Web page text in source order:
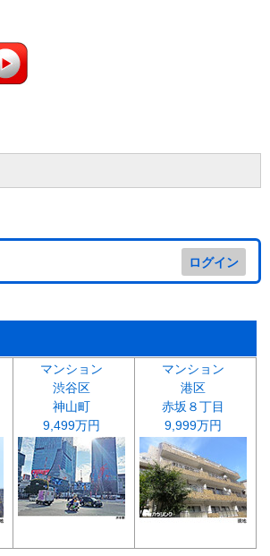
ログイン
マンション
渋谷区
神山町
9,499万円
マンション
港区
赤坂８丁目
9,999万円